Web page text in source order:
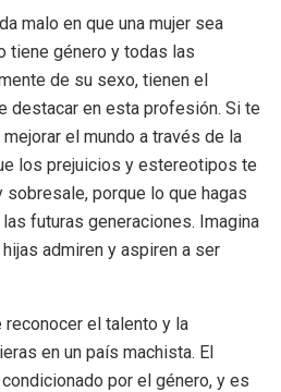
malo en que una mujer sea
tiene género y todas las
de su sexo, tienen el
destacar en esta profesión. Si te
el mundo a través de la
los prejuicios y estereotipos te
sobresale, porque lo que hagas
futuras generaciones. Imagina
admiren y aspiren a ser
reconocer el talento y la
en un país machista. El
por el género, y es